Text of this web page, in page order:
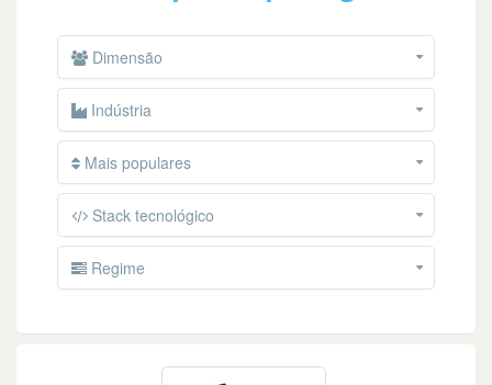
Dimensão
Indústria
Mais populares
Stack tecnológico
Regime